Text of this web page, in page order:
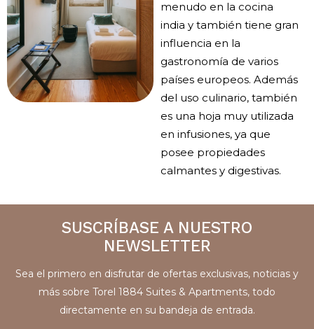
menudo en la cocina
india y también tiene gran
influencia en la
gastronomía de varios
países europeos. Además
del uso culinario, también
es una hoja muy utilizada
en infusiones, ya que
posee propiedades
calmantes y digestivas.
SUSCRÍBASE A NUESTRO
NEWSLETTER
Sea el primero en disfrutar de ofertas exclusivas, noticias y
más sobre Torel 1884 Suites & Apartments, todo
directamente en su bandeja de entrada.